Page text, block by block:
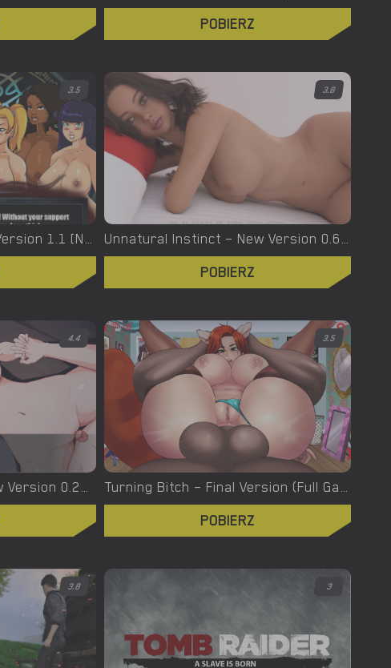
POBIERZ
3.5
Urban Demons – Final Version 1.1 [Nergal]
3.8
Unnatural Instinct – New Version 0.6 [Merizmare]
POBIERZ
4.4
Turning the Page – New Version 0.20.1 [Azienda]
3.5
Turning Bitch – Final Version (Full Game) [NowaJoestar]
POBIERZ
3.8 3